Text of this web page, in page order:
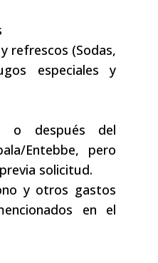
refrescos (Sodas,
especiales y
o después del
Entebbe, pero
solicitud.
y otros gastos
en el